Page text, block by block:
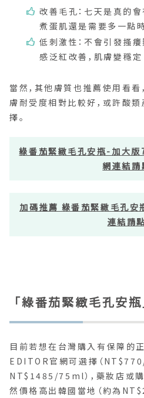
改善毛孔：七天是真的
煮蛋肌還是需要多一點
低刺激性：不會引發搔
感泛紅改善，肌膚變穩定
當然，其他膚質也推薦使用看看
膚耐受度相對比較好，或許酸
擇。
綠番茄緊緻毛孔安瓶-加大
網連結請
加碼推薦 綠番茄緊緻毛孔
連結請
「綠番茄緊緻毛孔安
目前若想在台灣購入有保障的
EDITOR官網可選擇（
NT$1485/75ml），藥妝店或
然價格高出韓國當地（約為